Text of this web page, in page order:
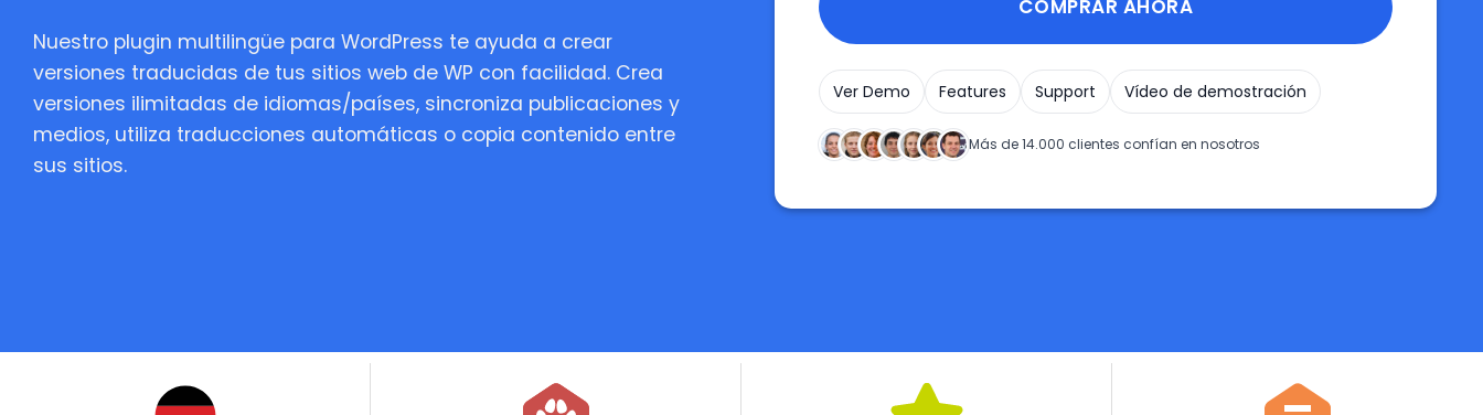
Nuestro plugin multilingüe para WordPress te ayuda a crear
versiones traducidas de tus sitios web de WP con facilidad. Crea
versiones ilimitadas de idiomas/países, sincroniza publicaciones y
medios, utiliza traducciones automáticas o copia contenido entre
sus sitios.
COMPRAR AHORA
Ver Demo Features Support Vídeo de demostración
Más de 14.000 clientes confían en nosotros